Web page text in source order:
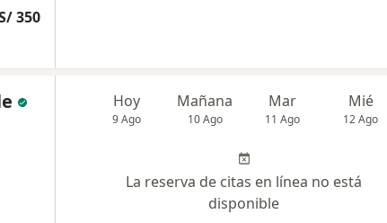
350
Hoy
9 Ago
Mañana
10 Ago
Mar
11 Ago
Mié
12 Ago
La reserva de citas en línea no está
disponible